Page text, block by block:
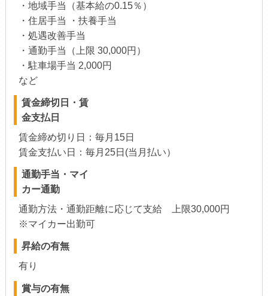
・地域手当（基本給の0.15％）
・住居手当 ・扶養手当
・処遇改善手当
・通勤手当（上限 30,000円）
・駐車場手当 2,000円
など
賃金締切日・賃
金支払日
賃金締め切り日：毎月15日
賃金支払い日：毎月25日(当月払い）
通勤手当・マイ
カー通勤
通勤方法・通勤距離に応じて支給 上限30,000円
※マイカー出勤可
昇給の有無
有り
賞与の有無